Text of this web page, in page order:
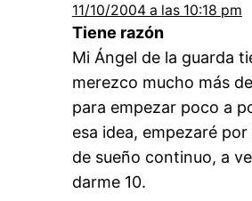
11/10/2004 a las 10:18 pm
Tiene razón
Mi Ángel de la guarda
merezco mucho más
para empezar poco a
esa idea, empezaré
de sueño continuo, a
darme 10.